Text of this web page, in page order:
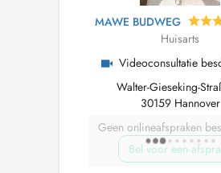
MAWE BUDWEG
Huisarts
Videoconsultatie
Walter-Gieseking-
30159 Hannover
Geen onlineafspraken
Bel voor een